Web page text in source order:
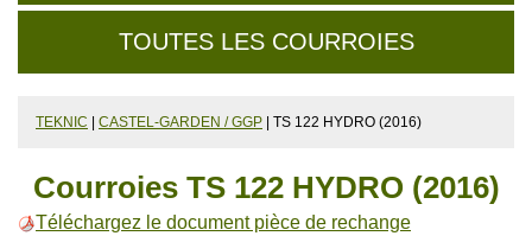
TOUTES LES COURROIES
TEKNIC CASTEL-GARDEN / GGP | TS 122 HYDRO (2016)
Courroies TS 122 HYDRO (2016)
Téléchargez le document pièce de rechange